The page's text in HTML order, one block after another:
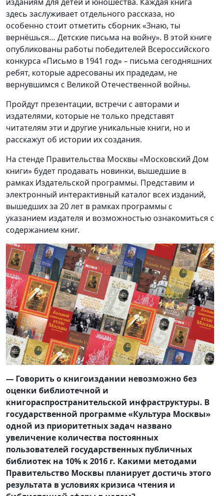
здесь заслуживает отдельного рассказа, но
особенно стоит отметить сборник «Знаю, ты
вернёшься… Детские письма на войну». В этой книге
опубликованы работы победителей Всероссийского
конкурса «Письмо в 1941 год» – письма сегодняшних
ребят, которые адресованы их прадедам, не
вернувшимся с Великой Отечественной войны.
Пройдут презентации, встречи с авторами и
издателями, которые не только представят
читателям эти и другие уникальные книги, но и
расскажут об истории их создания.
На стенде Правительства Москвы «Московский Дом
книги» будет продавать новинки, вышедшие в
рамках Издательской программы. Представим и
электронный интерактивный каталог всех изданий,
вышедших за 20 лет в рамках программы с
указанием издателя и возможностью ознакомиться с
содержанием книг.
— Говорить о книгоиздании невозможно без
оценки библиотечной и
книгораспространительской инфраструктуры. В
государственной программе «Культура Москвы»
одной из приоритетных задач названо
увеличение количества постоянных
пользователей государственных публичных
библиотек на 10% к 2016 г. Какими методами
Правительство Москвы планирует достичь этого
результата в условиях кризиса чтения и